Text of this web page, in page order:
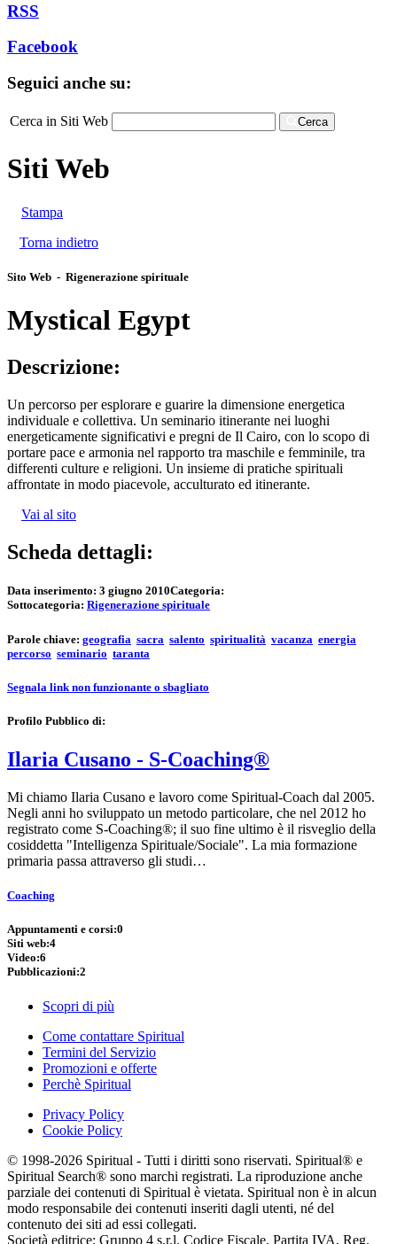
RSS
Facebook
Seguici anche su:
Cerca in Siti Web Cerca
Siti Web
Stampa
Torna indietro
Sito Web - Rigenerazione spirituale
Mystical Egypt
Descrizione:
Un percorso per esplorare e guarire la dimensione energetica
individuale e collettiva. Un seminario itinerante nei luoghi
energeticamente significativi e pregni de Il Cairo, con lo scopo di
portare pace e armonia nel rapporto tra maschile e femminile, tra
differenti culture e religioni. Un insieme di pratiche spirituali
affrontate in modo piacevole, acculturato ed itinerante.
Vai al sito
Scheda dettagli:
Data inserimento: 3 giugno 2010Categoria:
Sottocategoria: Rigenerazione spirituale
Parole chiave: geografia sacra salento spiritualità vacanza energia
percorso seminario taranta
Segnala link non funzionante o sbagliato
Profilo Pubblico di:
Ilaria Cusano - S-Coaching®
Mi chiamo Ilaria Cusano e lavoro come Spiritual-Coach dal 2005.
Negli anni ho sviluppato un metodo particolare, che nel 2012 ho
registrato come S-Coaching®; il suo fine ultimo è il risveglio della
cosiddetta "Intelligenza Spirituale/Sociale". La mia formazione
primaria passa attraverso gli studi…
Coaching
Appuntamenti e corsi:0
Siti web:4
Video:6
Pubblicazioni:2
Scopri di più
Come contattare Spiritual
Termini del Servizio
Promozioni e offerte
Perchè Spiritual
Privacy Policy
Cookie Policy
© 1998-2026 Spiritual - Tutti i diritti sono riservati. Spiritual® e
Spiritual Search® sono marchi registrati. La riproduzione anche
parziale dei contenuti di Spiritual è vietata. Spiritual non è in alcun
modo responsabile dei contenuti inseriti dagli utenti, né del
contenuto dei siti ad essi collegati.
Società editrice: Gruppo 4 s.r.l. Codice Fiscale, Partita IVA, Reg.